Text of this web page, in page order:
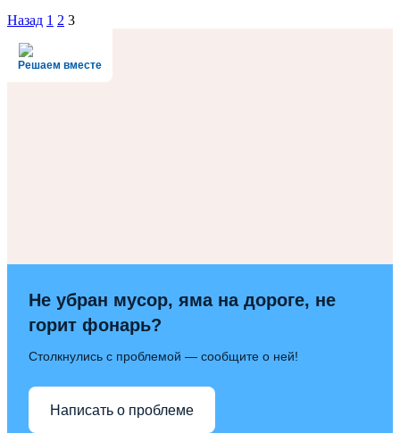
Назад 1 2 3
Решаем вместе
Не убран мусор, яма на дороге, не
горит фонарь?
Столкнулись с проблемой — сообщите о ней!
Написать о проблеме